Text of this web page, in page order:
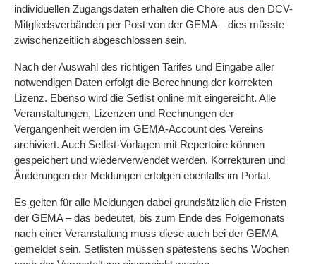
individuellen Zugangsdaten erhalten die Chöre aus den DCV-
Mitgliedsverbänden per Post von der GEMA – dies müsste
zwischenzeitlich abgeschlossen sein.
Nach der Auswahl des richtigen Tarifes und Eingabe aller
notwendigen Daten erfolgt die Berechnung der korrekten
Lizenz. Ebenso wird die Setlist online mit eingereicht. Alle
Veranstaltungen, Lizenzen und Rechnungen der
Vergangenheit werden im GEMA-Account des Vereins
archiviert. Auch Setlist-Vorlagen mit Repertoire können
gespeichert und wiederverwendet werden. Korrekturen und
Änderungen der Meldungen erfolgen ebenfalls im Portal.
Es gelten für alle Meldungen dabei grundsätzlich die Fristen
der GEMA – das bedeutet, bis zum Ende des Folgemonats
nach einer Veranstaltung muss diese auch bei der GEMA
gemeldet sein. Setlisten müssen spätestens sechs Wochen